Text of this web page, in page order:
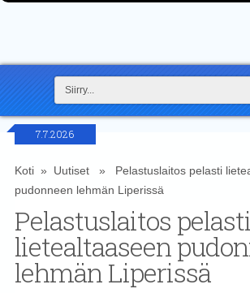
7.7.2026
Koti» Uutiset» Pelastuslaitos pelasti
pudonneen lehmän Liperissä
Pelastuslaitos pelasti
lietealtaaseen
lehmän Liperissä